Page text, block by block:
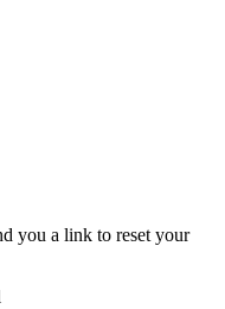
you a link to reset your